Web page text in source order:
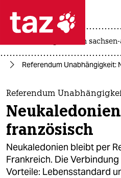
 taz zahl
taz zahl ich
themen
politik
öko
gesellschaft
landtagswahl in
Referendum Unabhängigkeit:
Referendum
französisch
Neukaledonien bleibt per
Frankreich. Die
Vorteile: Lebensstandard